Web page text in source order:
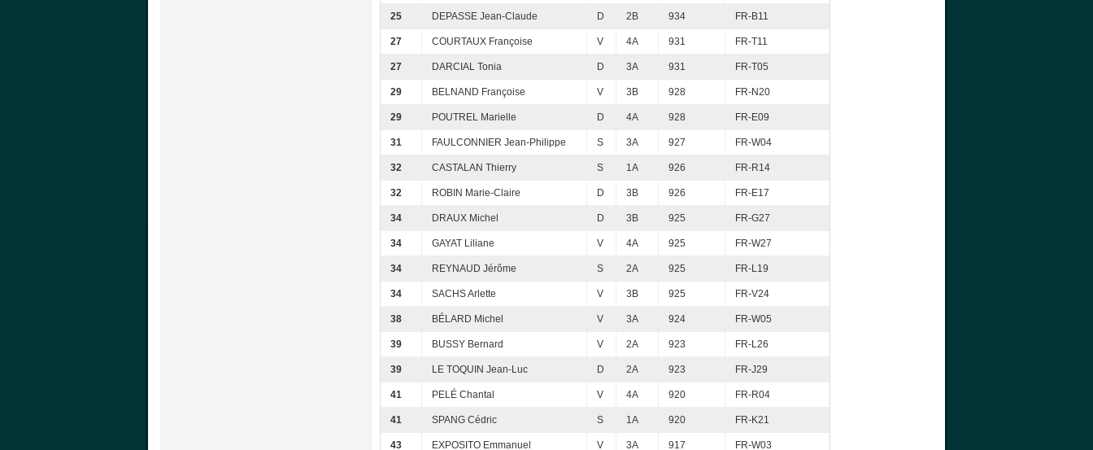
25 DEPASSE Jean-Claude D 2B 934 FR-B11
27 COURTAUX Françoise V 4A 931 FR-T11
27 DARCIAL Tonia D 3A 931 FR-T05
29 BELNAND Françoise V 3B 928 FR-N20
29 POUTREL Marielle D 4A 928 FR-E09
31 FAULCONNIER Jean-Philippe S 3A 927 FR-W04
32 CASTALAN Thierry S 1A 926 FR-R14
32 ROBIN Marie-Claire D 3B 926 FR-E17
34 DRAUX Michel D 3B 925 FR-G27
34 GAYAT Liliane V 4A 925 FR-W27
34 REYNAUD Jérôme S 2A 925 FR-L19
34 SACHS Arlette V 3B 925 FR-V24
38 BÉLARD Michel V 3A 924 FR-W05
39 BUSSY Bernard V 2A 923 FR-L26
39 LE TOQUIN Jean-Luc D 2A 923 FR-J29
41 PELÉ Chantal V 4A 920 FR-R04
41 SPANG Cédric S 1A 920 FR-K21
43 EXPOSITO Emmanuel V 3A 917 FR-W03